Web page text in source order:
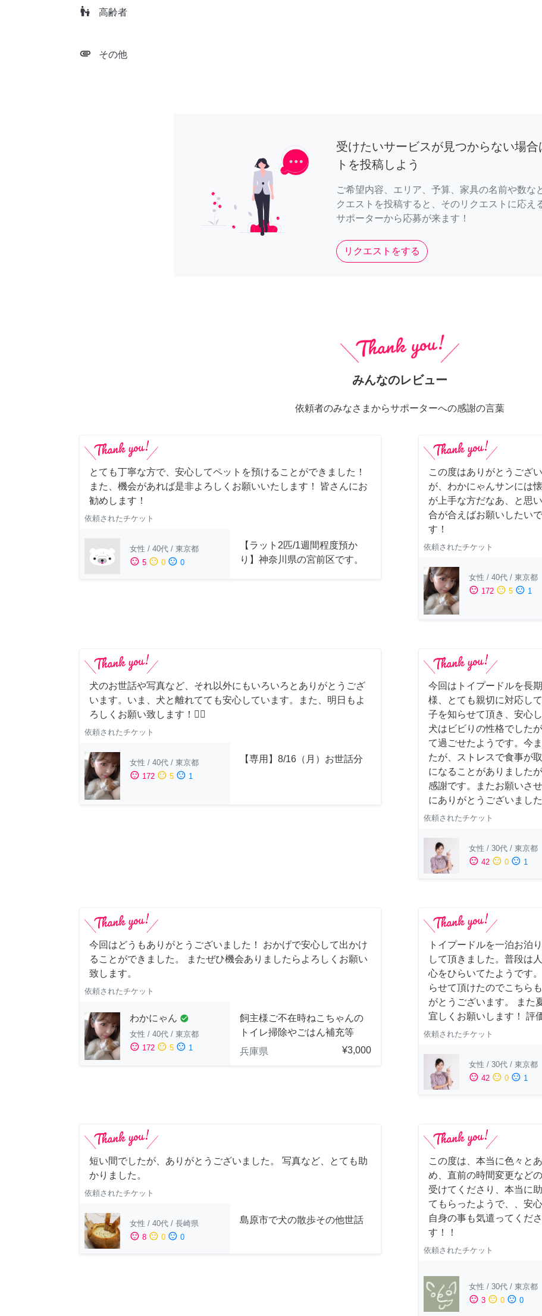
escalator_warning 高齢者
attachment その他
受けたいサービスが見つからない場合
トを投稿しよう
ご希望内容、エリア、予算、家具の名前や数な
クエストを投稿すると、そのリクエストに応え
サポーターから応募が来ます！
リクエストをする
みんなのレビュー
依頼者のみなさまからサポーターへの感謝の言葉
とても丁寧な方で、安心してペットを預けることができました！
また、機会があれば是非よろしくお願いいたします！ 皆さんにお
勧めします！
依頼されたチケット
女性 / 40代 / 東京都
sentiment_satisfied 5 sentiment_neutral 0 sentiment_dissatisfied 0
【ラット2匹/1週間程度預か
り】神奈川県の宮前区です。
この度はありがとうござ
が、わかにゃんサンには
が上手な方だなあ、と思
合が合えばお願いしたい
す！
依頼されたチケット
女性 / 40代 / 東京都
sentiment_satisfied 172 sentiment_neutral 5 sentiment_dissatisfied 1
犬のお世話や写真など、それ以外にもいろいろとありがとうござ
います。いま、犬と離れてても安心しています。また、明日もよ
ろしくお願い致します！🙇‍♂️
依頼されたチケット
女性 / 40代 / 東京都
sentiment_satisfied 172 sentiment_neutral 5 sentiment_dissatisfied 1
【専用】8/16（月）お世話分
今回はトイプードルを長
様、とても親切に対応し
子を知らせて頂き、安心
犬はビビりの性格でした
て過ごせたようです。今
たが、ストレスで食事が
になることがありました
感謝です。またお願いさ
にありがとうございました
依頼されたチケット
女性 / 30代 / 東京都
sentiment_satisfied 42 sentiment_neutral 0 sentiment_dissatisfied 1
今回はどうもありがとうございました！ おかげで安心して出かけ
ることができました。 またぜひ機会ありましたらよろしくお願い
致します。
依頼されたチケット
わかにゃん check_circle
女性 / 40代 / 東京都
sentiment_satisfied 172 sentiment_neutral 5 sentiment_dissatisfied 1
飼主様ご不在時ねこちゃんの
トイレ掃除やごはん補充等
兵庫県
¥3,000
トイプードルを一泊お泊
して頂きました。普段は
心をひらいてたようです
らせて頂けたのでこちら
がとうございます。 また
宜しくお願いします！ 評
依頼されたチケット
女性 / 30代 / 東京都
sentiment_satisfied 42 sentiment_neutral 0 sentiment_dissatisfied 1
短い間でしたが、ありがとうございました。 写真など、とても助
かりました。
依頼されたチケット
女性 / 40代 / 長崎県
sentiment_satisfied 8 sentiment_neutral 0 sentiment_dissatisfied 0
島原市で犬の散歩その他世話
この度は、本当に色々と
め、直前の時間変更など
受けてくださり、本当に
てもらったようで、、安
自身の事も気遣ってくだ
す！！
依頼されたチケット
女性 / 30代 / 東京都
sentiment_satisfied 3 sentiment_neutral 0 sentiment_dissatisfied 0